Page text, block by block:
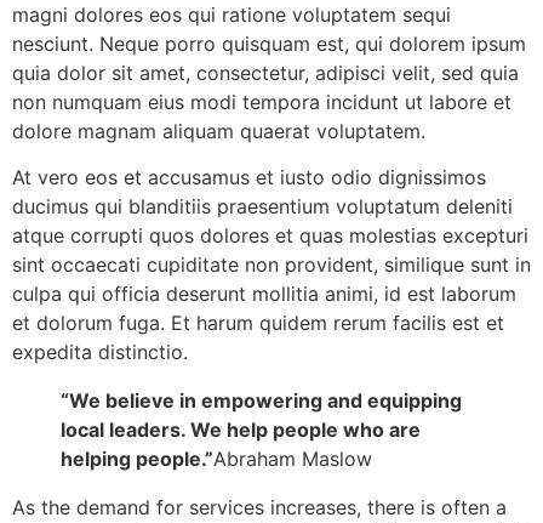
Sri DVVS Prasad & Smt. Subhashini
VIP Member, Tirupati, AP
Prof. Bhavanari Satyanarayana & Smt. Jayalakshmi
AP State President & Secretary, Guntur, AP
magni dolores eos qui ratione voluptatem sequi
nesciunt. Neque porro quisquam est, qui dolorem ipsum
quia dolor sit amet, consectetur, adipisci velit, sed quia
non numquam eius modi tempora incidunt ut labore et
dolore magnam aliquam quaerat voluptatem.
At vero eos et accusamus et iusto odio dignissimos
ducimus qui blanditiis praesentium voluptatum deleniti
atque corrupti quos dolores et quas molestias excepturi
sint occaecati cupiditate non provident, similique sunt in
culpa qui officia deserunt mollitia animi, id est laborum
et dolorum fuga. Et harum quidem rerum facilis est et
expedita distinctio.
“We believe in empowering and equipping
local leaders. We help people who are
helping people.”Abraham Maslow
As the demand for services increases, there is often a